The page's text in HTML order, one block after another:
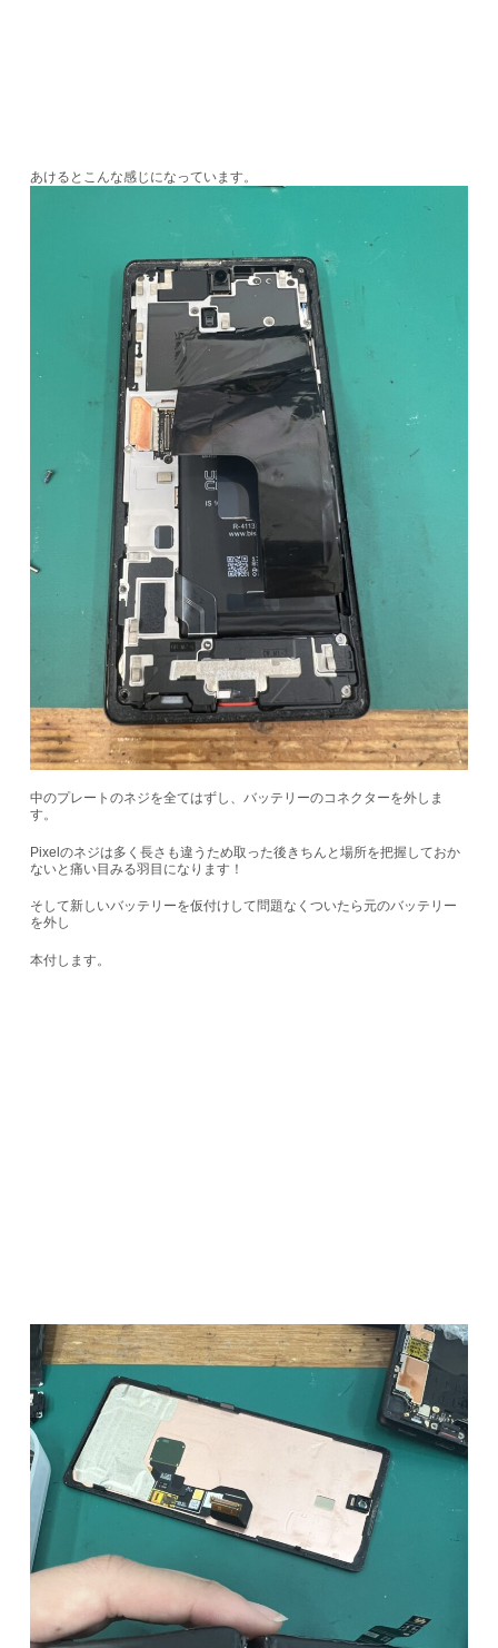
あけるとこんな感じになっています。
中のプレートのネジを全てはずし、バッテリーのコネクターを外しま
す。
Pixelのネジは多く長さも違うため取った後きちんと場所を把握しておか
ないと痛い目みる羽目になります！
そして新しいバッテリーを仮付けして問題なくついたら元のバッテリー
を外し
本付します。